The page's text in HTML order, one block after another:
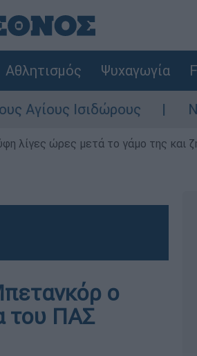
Αθλητισμός Ψυχαγωγία
Ισιδώρους Νέα
λίγες ώρες μετά το γάμο της και
ο
του ΠΑΣ